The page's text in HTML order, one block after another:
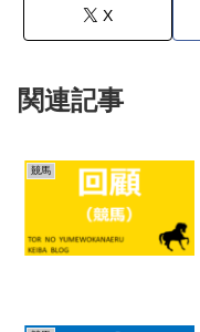
X
関連記事
競馬